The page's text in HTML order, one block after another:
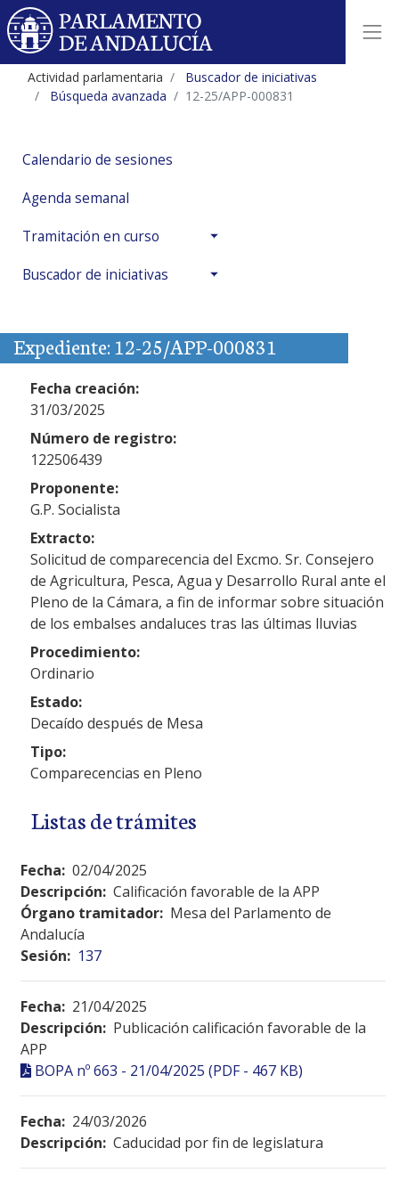
Actividad parlamentaria
Buscador de iniciativas
Búsqueda avanzada
12-25/APP-000831
Calendario de sesiones
Agenda semanal
Tramitación en curso
Buscador de iniciativas
Expediente: 12-25/APP-000831
Fecha creación:
31/03/2025
Número de registro:
122506439
Proponente:
G.P. Socialista
Extracto:
Solicitud de comparecencia del Excmo. Sr. Consejero
de Agricultura, Pesca, Agua y Desarrollo Rural ante el
Pleno de la Cámara, a fin de informar sobre situación
de los embalses andaluces tras las últimas lluvias
Procedimiento:
Ordinario
Estado:
Decaído después de Mesa
Tipo:
Comparecencias en Pleno
Listas de trámites
Fecha: 02/04/2025
Descripción: Calificación favorable de la APP
Órgano tramitador: Mesa del Parlamento de
Andalucía
Sesión: 137
Fecha: 21/04/2025
Descripción: Publicación calificación favorable de la
APP
BOPA nº 663 - 21/04/2025 (PDF - 467 KB)
Fecha: 24/03/2026
Descripción: Caducidad por fin de legislatura